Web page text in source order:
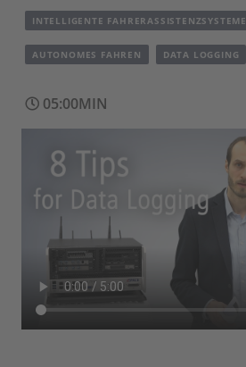
Magazin
Karriere
INTELLIGENTE FAHRERASSISTENZSYSTEME
AUTONOMES FAHREN DATA LOGGING
05:00MIN